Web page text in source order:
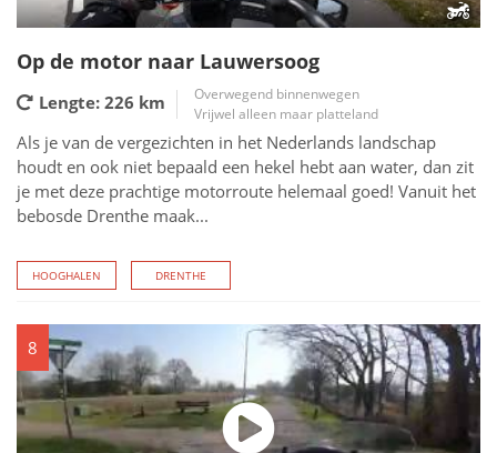
Op de motor naar Lauwersoog
Lengte: 226 km
Overwegend binnenwegen
Vrijwel alleen maar platteland
Als je van de vergezichten in het Nederlands landschap
houdt en ook niet bepaald een hekel hebt aan water, dan zit
je met deze prachtige motorroute helemaal goed! Vanuit het
bebosde Drenthe maak...
HOOGHALEN DRENTHE
8